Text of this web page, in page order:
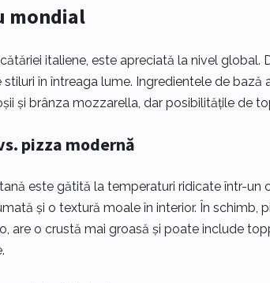
mondial
italiene, este apreciată la nivel global.
în întreaga lume. Ingredientele de bază
și brânza mozzarella, dar posibilitățile de
pizza modernă
este gătită la temperaturi ridicate într-un
și o textură moale în interior. În schimb,
are o crustă mai groasă și poate include